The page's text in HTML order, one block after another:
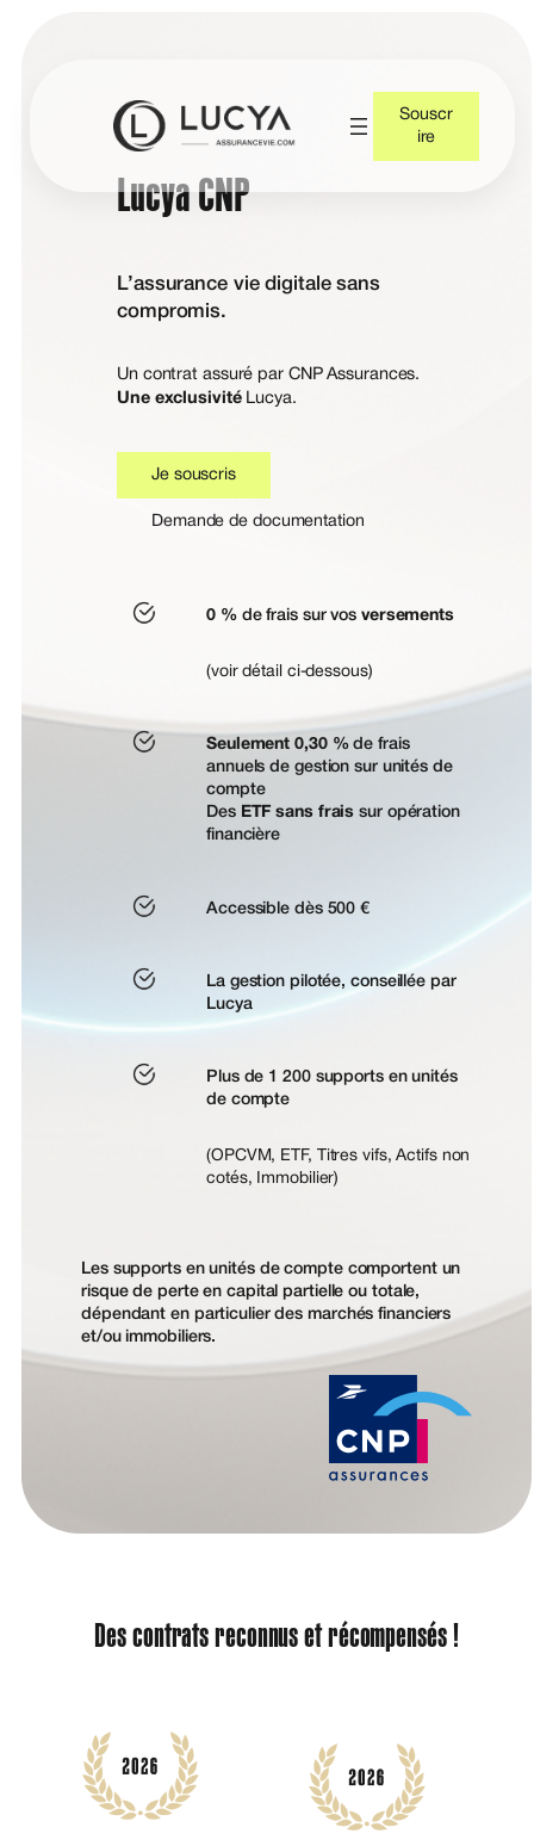
Souscr
ire
Lucya CNP
L’assurance vie digitale sans
compromis.
Un contrat assuré par CNP Assurances.
Une exclusivitéLucya.
Je souscris
Demande de documentation
0 %de frais sur vos versements
(voir détail ci-dessous)
Seulement 0,30 %de frais
annuels de gestion sur unités de
compte
Des ETF sans frais sur opération
financière
Accessible dès 500 €
La gestion pilotée, conseillée par
Lucya
Plus de 1 200 supports en unités
de compte
(OPCVM, ETF, Titres vifs, Actifs non
cotés, Immobilier)
Les supports en unités de compte comportent un
risque de perte en capital partielle ou totale,
dépendant en particulier des marchés financiers
et/ou immobiliers.
Des contrats reconnus et récompensés !